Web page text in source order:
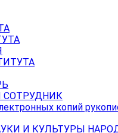
копий
И КУЛЬТУРЫ